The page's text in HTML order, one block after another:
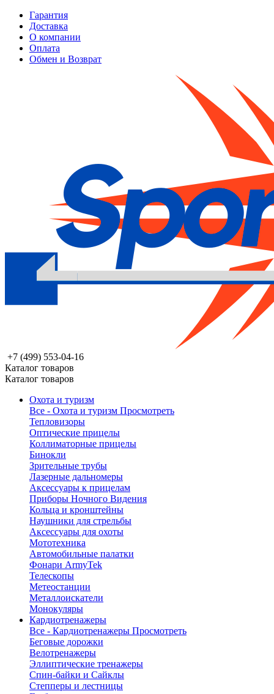
Гарантия
Доставка
О компании
Оплата
Обмен и Возврат
+7 (499) 553-04-16
Каталог товаров
Каталог товаров
Охота и туризм
Все - Охота и туризм Просмотреть
Тепловизоры
Оптические прицелы
Коллиматорные прицелы
Бинокли
Зрительные трубы
Лазерные дальномеры
Аксессуары к прицелам
Приборы Ночного Видения
Кольца и кронштейны
Наушники для стрельбы
Аксессуары для охоты
Мототехника
Автомобильные палатки
Фонари ArmyTek
Телескопы
Метеостанции
Металлоискатели
Монокуляры
Кардиотренажеры
Все - Кардиотренажеры Просмотреть
Беговые дорожки
Велотренажеры
Эллиптические тренажеры
Спин-байки и Сайклы
Степперы и лестницы